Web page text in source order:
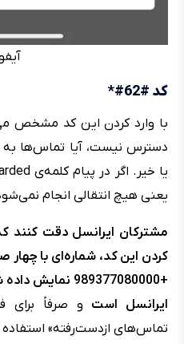
کد #62#*
با وارد کردن این کد مشخص
دسترس نیست، آیا تماس‌ها به
یعنی هیچ انتقالی انجام
مشترکان ایرانسل دقت کنند
+989377080000
ایرانسل است و صرفاً برای
تماس‌های ازدست‌رفته»